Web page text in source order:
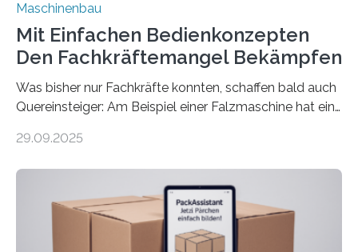
Maschinenbau
Mit Einfachen Bedienkonzepten
Den Fachkräftemangel Bekämpfen
Was bisher nur Fachkräfte konnten, schaffen bald auch
Quereinsteiger: Am Beispiel einer Falzmaschine hat ein
Mensch-Maschine-Schnittstelle so sehr vereinfacht,
Die zugrunde liegende Methodik lässt sich auf alle
anderen Maschinen übertragen. Eine Falzmaschine
umzurüsten ist ein Job für echte Profis. Eine solche
Maschine faltet in Druckereien Broschüren, Prospekte,
29.09.2025